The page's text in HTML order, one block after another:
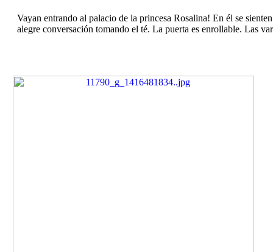
Vayan entrando al palacio de la princesa Rosalina! En él se
alegre conversación tomando el té. La puerta es enrollable. Las